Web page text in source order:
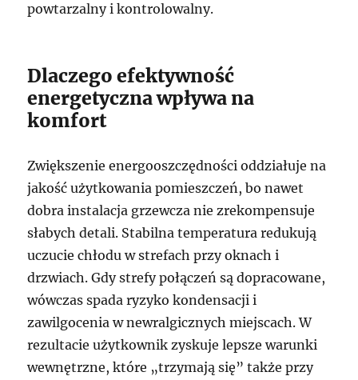
powtarzalny i kontrolowalny.
Dlaczego efektywność
energetyczna wpływa na
komfort
Zwiększenie energooszczędności oddziałuje na
jakość użytkowania pomieszczeń, bo nawet
dobra instalacja grzewcza nie zrekompensuje
słabych detali. Stabilna temperatura redukują
uczucie chłodu w strefach przy oknach i
drzwiach. Gdy strefy połączeń są dopracowane,
wówczas spada ryzyko kondensacji i
zawilgocenia w newralgicznych miejscach. W
rezultacie użytkownik zyskuje lepsze warunki
wewnętrzne, które „trzymają się” także przy